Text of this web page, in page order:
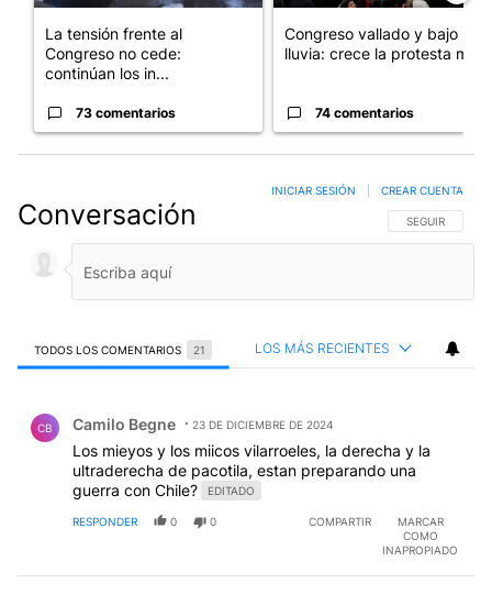
La tensión frente al
Congreso no cede:
continúan los in...
73 comentarios
Congreso vallado y bajo la
lluvia: crece la protesta mi...
74 comentarios
Conversación SIGA ESTA
SEGUIR
INICIAR SESIÓN CREAR CUENTA
TODOS LOS COMENTARIOS 21 LOS MÁS RECIENTES
CB Camilo Begne 23 DE DICIEMBRE DE 2024
Los mieyos y los miicos vilarroeles, la derecha y la
ultraderecha de pacotila, estan preparando una
guerra con Chile?
EDITADO
RESPONDER 0 0 COMPARTIR
MARCAR
COMO
INAPROPIADO